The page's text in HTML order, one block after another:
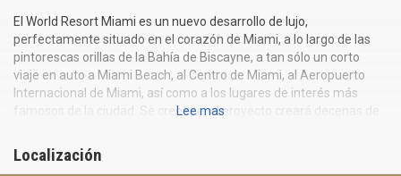
El World Resort Miami es un nuevo desarrollo de lujo,
perfectamente situado en el corazón de Miami, a lo largo de las
pintorescas orillas de la Bahía de Biscayne, a tan sólo un corto
viaje en auto a Miami Beach, al Centro de Miami, al Aeropuerto
Internacional de Miami, así como a los lugares de interés más
famosos de la ciudad. Se cree que el proyecto creará decenas de
un catalizador económico eficaz para impulsar el desarrollo de
todo el estado de Florida. El proyecto fue desarrollado con mucha
Lee mas
Localización